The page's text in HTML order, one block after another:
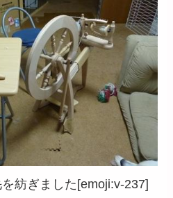
紡ぎました[emoji:v-237]